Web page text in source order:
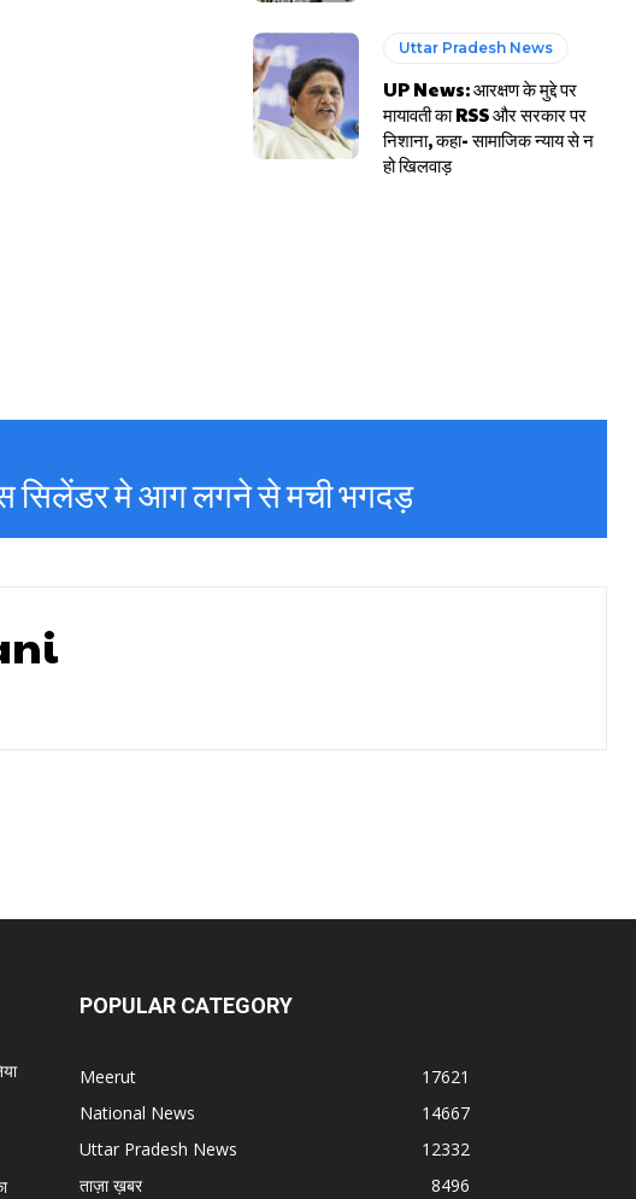
Uttar Pradesh News
UP News: आरक्षण के मुद्दे पर
मायावती का RSS और सरकार पर
निशाना, कहा- सामाजिक न्याय से न
हो खिलवाड़
सिलेंडर मे आग लगने से मची भगदड़
POPULAR CATEGORY
Meerut
17621
National News
14667
Uttar Pradesh News
12332
ताज़ा ख़बर
8496